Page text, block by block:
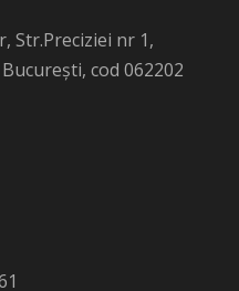
Str.Preciziei nr 1,
cod 062202